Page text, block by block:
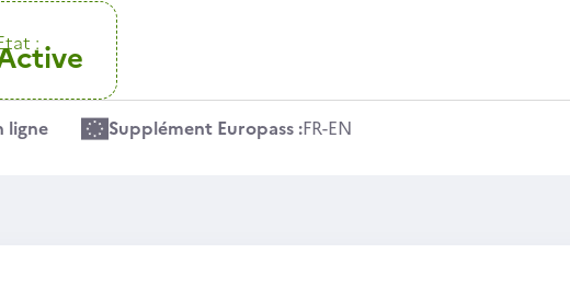
:
ligne Supplément Europass :FR-EN